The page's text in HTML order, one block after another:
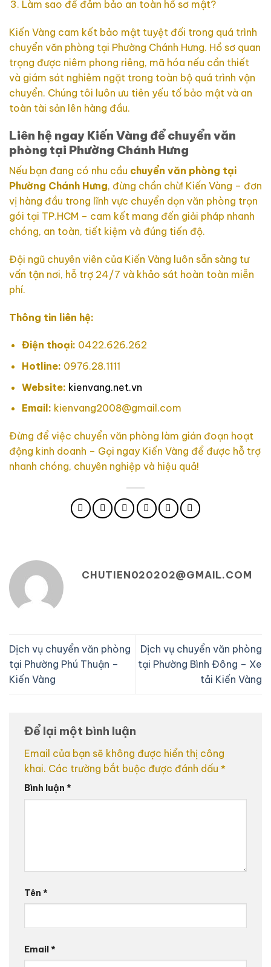
Làm sao để đảm bảo an toàn hồ sơ mật?
Kiến Vàng cam kết bảo mật tuyệt đối trong quá trình
chuyển văn phòng tại Phường Chánh Hưng. Hồ sơ quan
trọng được niêm phong riêng, mã hóa nếu cần thiết
và giám sát nghiêm ngặt trong toàn bộ quá trình vận
chuyển. Chúng tôi luôn ưu tiên yếu tố bảo mật và an
toàn tài sản lên hàng đầu.
Liên hệ ngay Kiến Vàng để chuyển văn
phòng tại Phường Chánh Hưng
Nếu bạn đang có nhu cầu chuyển văn phòng tại
Phường Chánh Hưng, đừng chần chừ! Kiến Vàng – đơn
vị hàng đầu trong lĩnh vực chuyển dọn văn phòng trọn
gói tại TP.HCM – cam kết mang đến giải pháp nhanh
chóng, an toàn, tiết kiệm và đúng tiến độ.
Đội ngũ chuyên viên của Kiến Vàng luôn sẵn sàng tư
vấn tận nơi, hỗ trợ 24/7 và khảo sát hoàn toàn miễn
phí.
Thông tin liên hệ:
Điện thoại: 0422.626.262
Hotline: 0976.28.1111
Website: kienvang.net.vn
Email: kienvang2008@gmail.com
Đừng để việc chuyển văn phòng làm gián đoạn hoạt
động kinh doanh – Gọi ngay Kiến Vàng để được hỗ trợ
nhanh chóng, chuyên nghiệp và hiệu quả!
CHUTIEN020202@GMAIL.COM
Dịch vụ chuyển văn phòng
tại Phường Phú Thuận –
Kiến Vàng
Dịch vụ chuyển văn phòng
tại Phường Bình Đông – Xe
tải Kiến Vàng
Để lại một bình luận
Email của bạn sẽ không được hiển thị công
khai. Các trường bắt buộc được đánh dấu *
Bình luận *
Tên *
Email*